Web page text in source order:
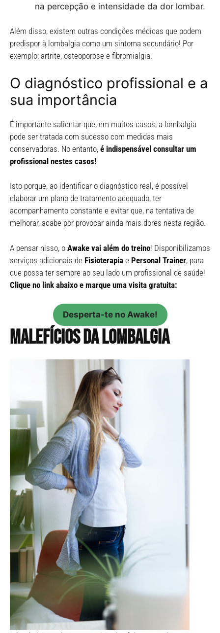
na percepção e intensidade da dor lombar.
Além disso, existem outras condições médicas que podem
predispor à lombalgia como um sintoma secundário! Por
exemplo: artrite, osteoporose e fibromialgia.
O diagnóstico profissional e a
sua importância
É importante salientar que, em muitos casos, a lombalgia
pode ser tratada com sucesso com medidas mais
conservadoras. No entanto, é indispensável consultar um
profissional nestes casos!
Isto porque, ao identificar o diagnóstico real, é possível
elaborar um plano de tratamento adequado, ter
acompanhamento constante e evitar que, na tentativa de
melhorar, acabe por provocar ainda mais dores nesta região.
A pensar nisso, o Awake vai além do treino! Disponibilizamos
serviços adicionais de Fisioterapia e Personal Trainer, para
que possa ter sempre ao seu lado um profissional de saúde!
Clique no link abaixo e marque uma visita gratuita:
Desperta-te no Awake!
Malefícios da lombalgia